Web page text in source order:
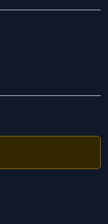
mit den
das Leben hinterlässt.
in dem Stille und
ist ein
– kompromisslos,
und